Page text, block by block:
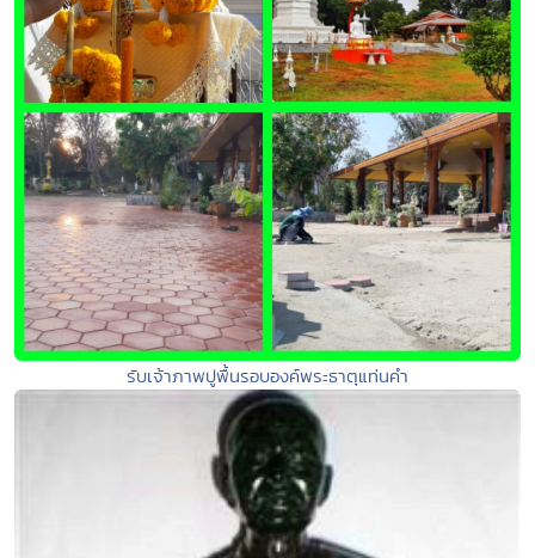
รับเจ้าภาพปูพื้นรอบองค์พระธาตุแท่นคำ